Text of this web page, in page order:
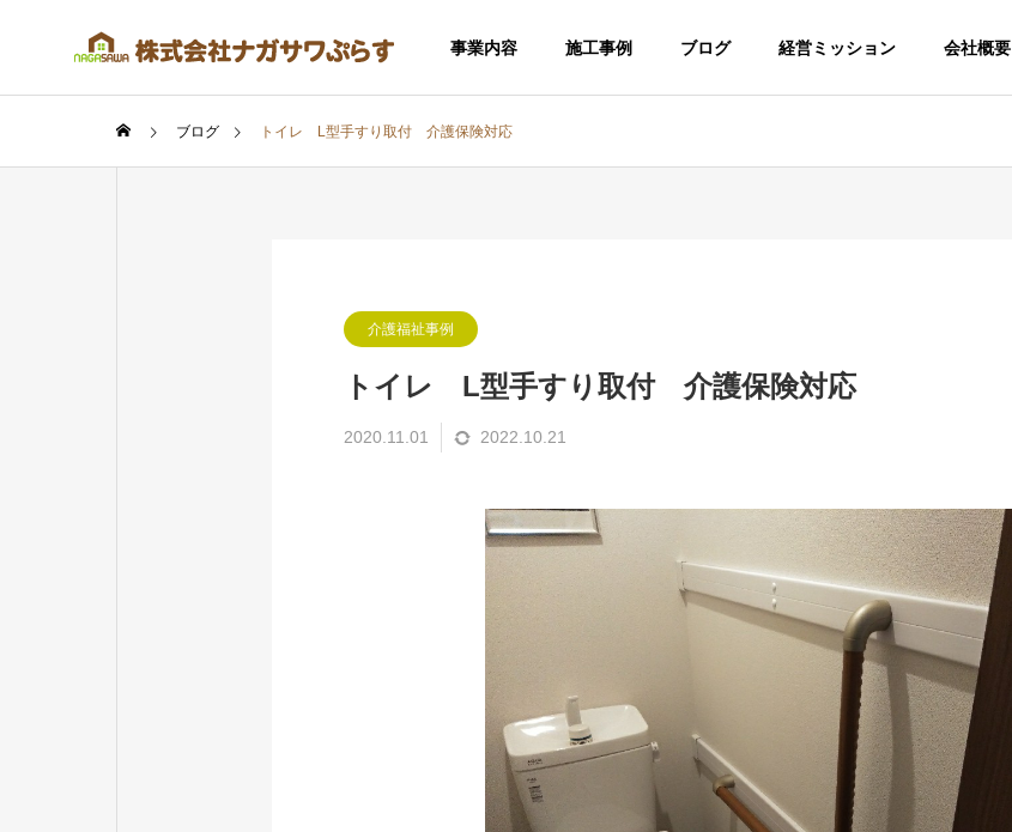
事業内容 施工事例 ブログ 経営ミッション 会社概要
住宅事業 介護福祉事業
ブログ トイレ L型手すり取付 介護保険対応
介護福祉事例
トイレ L型手すり取付 介護保険対応
2020.11.01 2022.10.21